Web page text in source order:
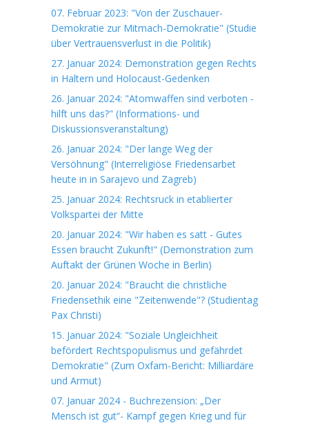
07. Februar 2023: "Von der Zuschauer-
Demokratie zur Mitmach-Demokratie" (Studie
über Vertrauensverlust in die Politik)
27. Januar 2024: Demonstration gegen Rechts
in Haltern und Holocaust-Gedenken
26. Januar 2024: "Atomwaffen sind verboten -
hilft uns das?" (Informations- und
Diskussionsveranstaltung)
26. Januar 2024: "Der lange Weg der
Versöhnung" (Interreligiöse Friedensarbet
heute in in Sarajevo und Zagreb)
25. Januar 2024: Rechtsruck in etablierter
Volkspartei der Mitte
20. Januar 2024: "Wir haben es satt - Gutes
Essen braucht Zukunft!" (Demonstration zum
Auftakt der Grünen Woche in Berlin)
20. Januar 2024: "Braucht die christliche
Friedensethik eine "Zeitenwende"? (Studientag
Pax Christi)
15. Januar 2024: "Soziale Ungleichheit
befördert Rechtspopulismus und gefährdet
Demokratie" (Zum Oxfam-Bericht: Milliardäre
und Armut)
07. Januar 2024 - Buchrezension: „Der
Mensch ist gut“- Kampf gegen Krieg und für